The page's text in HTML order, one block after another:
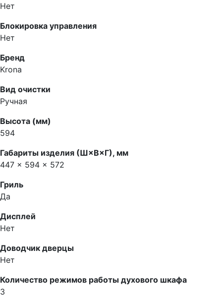
Нет
Блокировка управления
Нет
Бренд
Krona
Вид очистки
Ручная
Высота (мм)
594
Габариты изделия (Ш×В×Г), мм
447 × 594 × 572
Гриль
Да
Дисплей
Нет
Доводчик дверцы
Нет
Количество режимов работы духового шкафа
3